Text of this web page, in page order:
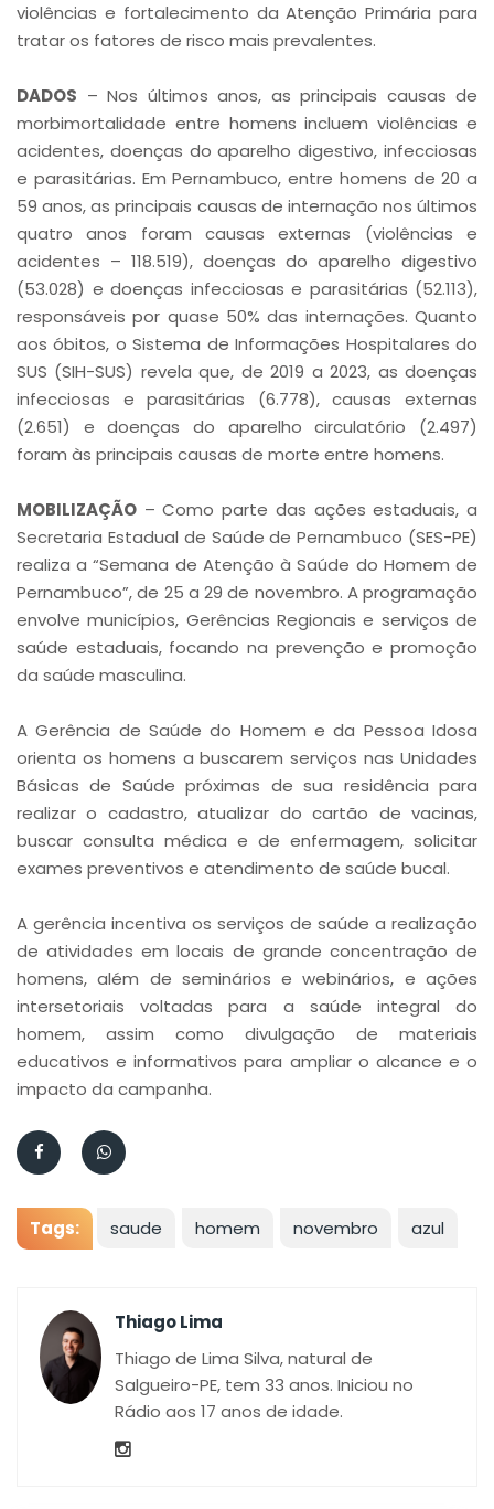
violências e fortalecimento da Atenção Primária para
tratar os fatores de risco mais prevalentes.
DADOS – Nos últimos anos, as principais causas de
morbimortalidade entre homens incluem violências e
acidentes, doenças do aparelho digestivo, infecciosas
e parasitárias. Em Pernambuco, entre homens de 20 a
59 anos, as principais causas de internação nos últimos
quatro anos foram causas externas (violências e
acidentes – 118.519), doenças do aparelho digestivo
(53.028) e doenças infecciosas e parasitárias (52.113),
responsáveis por quase 50% das internações. Quanto
aos óbitos, o Sistema de Informações Hospitalares do
SUS (SIH-SUS) revela que, de 2019 a 2023, as doenças
infecciosas e parasitárias (6.778), causas externas
(2.651) e doenças do aparelho circulatório (2.497)
foram às principais causas de morte entre homens.
MOBILIZAÇÃO – Como parte das ações estaduais, a
Secretaria Estadual de Saúde de Pernambuco (SES-PE)
realiza a “Semana de Atenção à Saúde do Homem de
Pernambuco”, de 25 a 29 de novembro. A programação
envolve municípios, Gerências Regionais e serviços de
saúde estaduais, focando na prevenção e promoção
da saúde masculina.
A Gerência de Saúde do Homem e da Pessoa Idosa
orienta os homens a buscarem serviços nas Unidades
Básicas de Saúde próximas de sua residência para
realizar o cadastro, atualizar do cartão de vacinas,
buscar consulta médica e de enfermagem, solicitar
exames preventivos e atendimento de saúde bucal.
A gerência incentiva os serviços de saúde a realização
de atividades em locais de grande concentração de
homens, além de seminários e webinários, e ações
intersetoriais voltadas para a saúde integral do
homem, assim como divulgação de materiais
educativos e informativos para ampliar o alcance e o
impacto da campanha.
Tags: saude homem novembro azul
Thiago Lima
Thiago de Lima Silva, natural de
Salgueiro-PE, tem 33 anos. Iniciou no
Rádio aos 17 anos de idade.